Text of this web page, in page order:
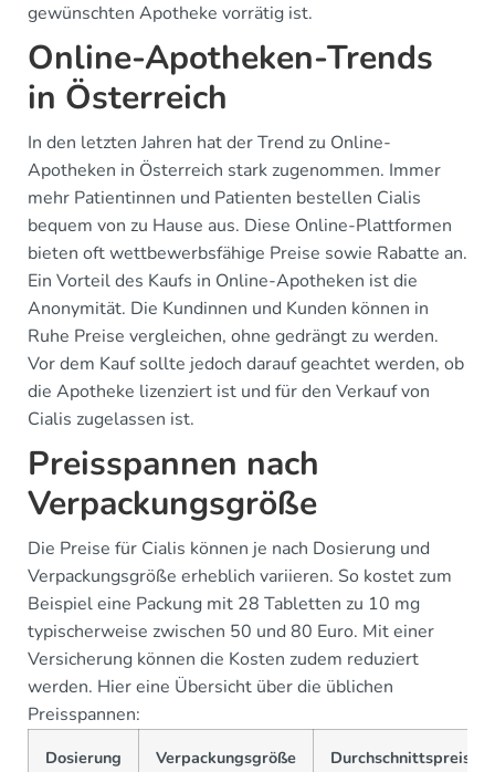
gewünschten Apotheke vorrätig ist.
Online-Apotheken-Trends
in Österreich
In den letzten Jahren hat der Trend zu Online-
Apotheken in Österreich stark zugenommen. Immer
mehr Patientinnen und Patienten bestellen Cialis
bequem von zu Hause aus. Diese Online-Plattformen
bieten oft wettbewerbsfähige Preise sowie Rabatte an.
Ein Vorteil des Kaufs in Online-Apotheken ist die
Anonymität. Die Kundinnen und Kunden können in
Ruhe Preise vergleichen, ohne gedrängt zu werden.
Vor dem Kauf sollte jedoch darauf geachtet werden, ob
die Apotheke lizenziert ist und für den Verkauf von
Cialis zugelassen ist.
Preisspannen nach
Verpackungsgröße
Die Preise für Cialis können je nach Dosierung und
Verpackungsgröße erheblich variieren. So kostet zum
Beispiel eine Packung mit 28 Tabletten zu 10 mg
typischerweise zwischen 50 und 80 Euro. Mit einer
Versicherung können die Kosten zudem reduziert
werden. Hier eine Übersicht über die üblichen
Preisspannen:
Dosierung Verpackungsgröße
Durchschnittspreis